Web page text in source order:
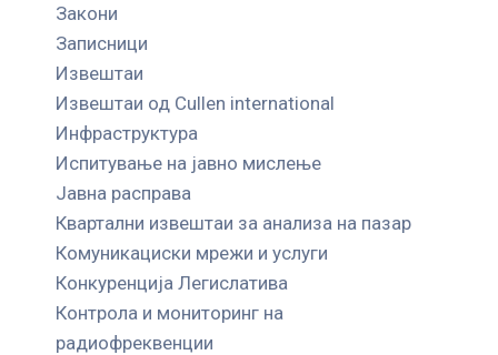
Закони
Записници
Извештаи
Извештаи од Cullen international
Инфраструктура
Испитување на јавно мислење
Јавна расправа
Квартални извештаи за анализа на пазар
Комуникациски мрежи и услуги
Конкуренција Легислатива
Контрола и мониторинг на
радиофреквенции